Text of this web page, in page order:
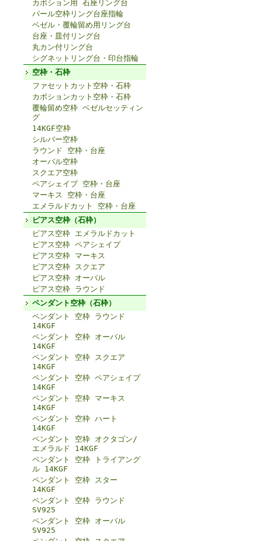
カボション用 石座リング台
パール空枠リング台座指輪
ベゼル・覆輪留め用リング台
台座・皿付リング台
丸カン付リング台
シグネットリング台・印台指輪
空枠・石枠
ファセットカット空枠・石枠
カボションカット空枠・石枠
覆輪留め空枠 ベゼルセッティン
グ
14KGF空枠
シルバー空枠
ラウンド 空枠・台座
オーバル空枠
スクエア空枠
ペアシェイプ 空枠・台座
マーキス 空枠・台座
エメラルドカット 空枠・台座
ピアス空枠（石枠）
ピアス空枠 エメラルドカット
ピアス空枠 ペアシェイプ
ピアス空枠 マーキス
ピアス空枠 スクエア
ピアス空枠 オーバル
ピアス空枠 ラウンド
ペンダント空枠（石枠）
ペンダント 空枠 ラウンド
14KGF
ペンダント 空枠 オーバル
14KGF
ペンダント 空枠 スクエア
14KGF
ペンダント 空枠 ペアシェイプ
14KGF
ペンダント 空枠 マーキス
14KGF
ペンダント 空枠 ハート
14KGF
ペンダント 空枠 オクタゴン/
エメラルド 14KGF
ペンダント 空枠 トライアング
ル 14KGF
ペンダント 空枠 スター
14KGF
ペンダント 空枠 ラウンド
SV925
ペンダント 空枠 オーバル
SV925